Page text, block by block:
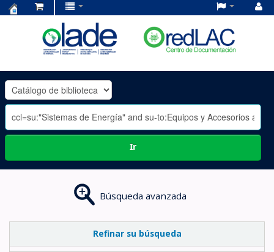
OLADE
-
Ir
Búsqueda avanzada
Refinar su búsqueda